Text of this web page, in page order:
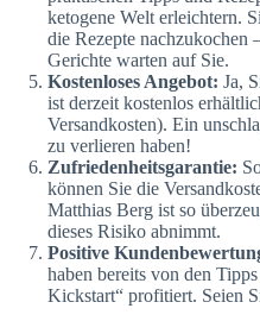
ketogene Welt erleichtern.
die Rezepte nachzukochen
Gerichte warten auf Sie.
Kostenloses Angebot: Ja,
ist derzeit kostenlos
Versandkosten). Ein
zu verlieren haben!
Zufriedenheitsgarantie:
können Sie die
Matthias Berg ist so
dieses Risiko abnimmt.
Positive
haben bereits von den
Kickstart“ profitiert. Seien